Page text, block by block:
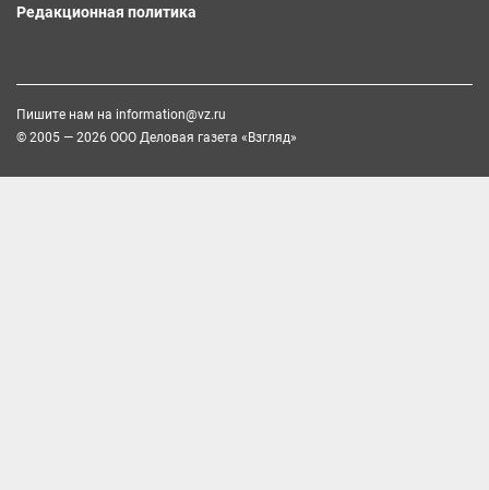
Редакционная политика
Пишите нам на information@vz.ru
© 2005 — 2026 ООО Деловая газета «Взгляд»